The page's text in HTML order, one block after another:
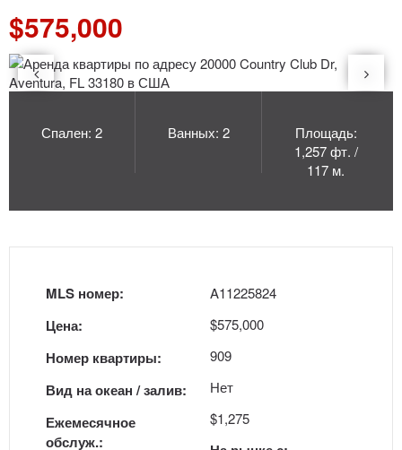
$575,000
Спален: 2 Ванных: 2
Площадь:
1,257 фт. /
117 м.
MLS номер:
Цена:
Номер квартиры:
Вид на океан / залив:
Ежемесячное
обслуж.:
A11225824
$575,000
909
Нет
$1,275